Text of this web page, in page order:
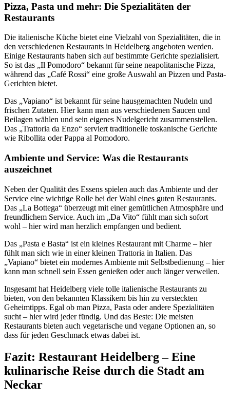
Pizza, Pasta und mehr: Die Spezialitäten der
Restaurants
Die italienische Küche bietet eine Vielzahl von Spezialitäten, die in
den verschiedenen Restaurants in Heidelberg angeboten werden.
Einige Restaurants haben sich auf bestimmte Gerichte spezialisiert.
So ist das „Il Pomodoro“ bekannt für seine neapolitanische Pizza,
während das „Café Rossi“ eine große Auswahl an Pizzen und Pasta-
Gerichten bietet.
Das „Vapiano“ ist bekannt für seine hausgemachten Nudeln und
frischen Zutaten. Hier kann man aus verschiedenen Saucen und
Beilagen wählen und sein eigenes Nudelgericht zusammenstellen.
Das „Trattoria da Enzo“ serviert traditionelle toskanische Gerichte
wie Ribollita oder Pappa al Pomodoro.
Ambiente und Service: Was die Restaurants
auszeichnet
Neben der Qualität des Essens spielen auch das Ambiente und der
Service eine wichtige Rolle bei der Wahl eines guten Restaurants.
Das „La Bottega“ überzeugt mit einer gemütlichen Atmosphäre und
freundlichem Service. Auch im „Da Vito“ fühlt man sich sofort
wohl – hier wird man herzlich empfangen und bedient.
Das „Pasta e Basta“ ist ein kleines Restaurant mit Charme – hier
fühlt man sich wie in einer kleinen Trattoria in Italien. Das
„Vapiano“ bietet ein modernes Ambiente mit Selbstbedienung – hier
kann man schnell sein Essen genießen oder auch länger verweilen.
Insgesamt hat Heidelberg viele tolle italienische Restaurants zu
bieten, von den bekannten Klassikern bis hin zu versteckten
Geheimtipps. Egal ob man Pizza, Pasta oder andere Spezialitäten
sucht – hier wird jeder fündig. Und das Beste: Die meisten
Restaurants bieten auch vegetarische und vegane Optionen an, so
dass für jeden Geschmack etwas dabei ist.
Fazit: Restaurant Heidelberg – Eine
kulinarische Reise durch die Stadt am
Neckar